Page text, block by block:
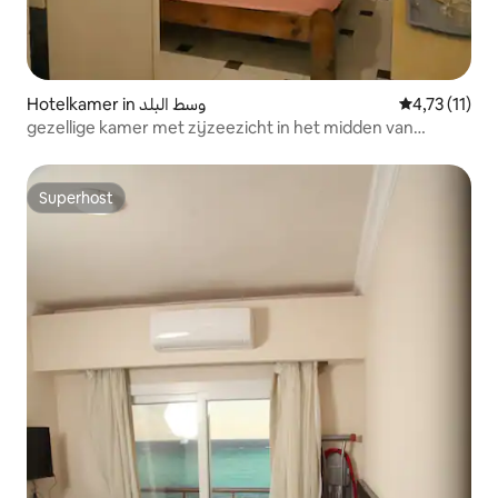
Hotelkamer in وسط البلد Gemiddelde
4,73 (11)
gezellige kamer met zijzeezicht in het midden van
Superhost
Superhost